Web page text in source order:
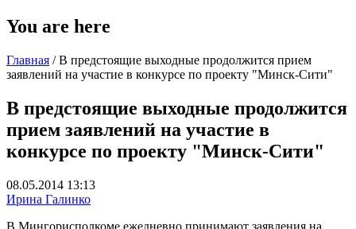
You are here
Главная / В предстоящие выходные продолжится прием
заявлений на участие в конкурсе по проекту "Минск-Сити"
В предстоящие выходные продолжится
прием заявлений на участие в
конкурсе по проекту "Минск-Сити"
08.05.2014 13:13
Ирина Галинко
В Мингорисполкоме ежедневно принимают заявления на